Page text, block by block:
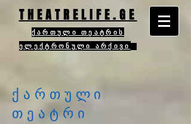
THEATRELIFE.GE
ქართული თეატრის
ელექტრონული არქივი
ქართული
თეატრი